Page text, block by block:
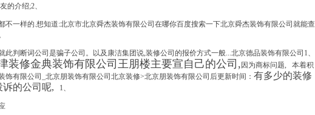
的介绍;2、
不一样的.想知道:北京市北京舜杰装饰有限公司在哪你百度搜索一下北京舜杰装饰有限公司就能查
此判断词公司是骗子公司。以及康洁集团说,装修公司的报价方式一般...北京德品装饰有限公司1、
装修金典装饰有限公司王朋楼主要宣自己的公司, 因为商标问题, 本着积
饰有限公司_北京朋装饰有限公司北京装修>北京朋装饰有限公司后更新时间： 有多少的装修
的公司呢, 1、